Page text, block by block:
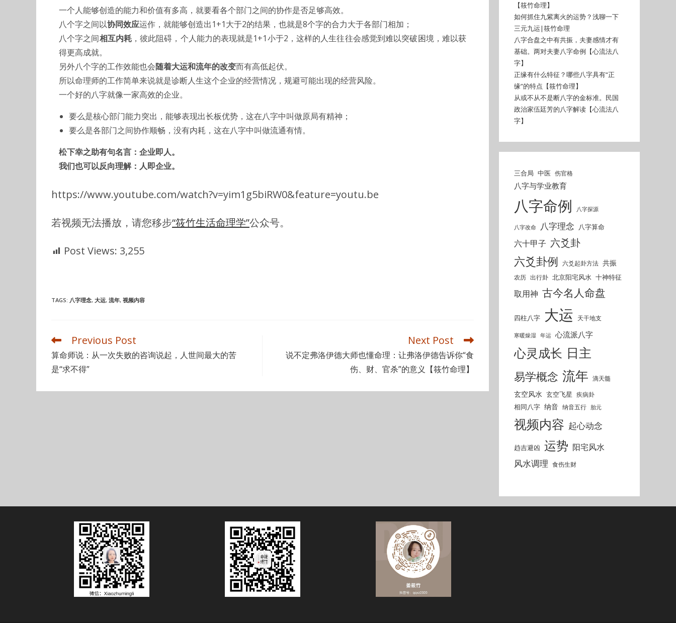
一个人能够创造的能力和价值有多高，就要看各个部门之间的协作是否足够高效。
八个字之间以协同效应运作，就能够创造出1+1大于2的结果，也就是8个字的合力大于各部门相加；
八个字之间相互内耗，彼此阻碍，个人能力的表现就是1+1小于2，这样的人生往往会感觉到难以突破困境，难以获
得更高成就。
另外八个字的工作效能也会随着大运和流年的改变而有高低起伏。
所以命理师的工作简单来说就是诊断人生这个企业的经营情况，规避可能出现的经营风险。
一个好的八字就像一家高效的企业。
要么是核心部门能力突出，能够表现出长板优势，这在八字中叫做原局有精神；
要么是各部门之间协作顺畅，没有内耗，这在八字中叫做流通有情。
松下幸之助有句名言：企业即人。
我们也可以反向理解：人即企业。
https://www.youtube.com/watch?v=yim1g5biRW0&feature=youtu.be
若视频无法播放，请您移步“筱竹生活命理学”公众号。
Post Views: 3,255
TAGS: 八字理念, 大运, 流年, 视频内容
Read
more
articles
Previous Post
算命师说：从一次失败的咨询说起，人世间最大的苦
是“求不得”
Next Post
说不定弗洛伊德大师也懂命理：让弗洛伊德告诉你“食
伤、财、官杀”的意义【筱竹命理】
【筱竹命理】
如何抓住九紫离火的运势？浅聊一下
三元九运|筱竹命理
八字合盘之中有共振，夫妻感情才有
基础。两对夫妻八字命例【心流法八
字】
正缘有什么特征？哪些八字具有“正
缘”的特点【筱竹命理】
从或不从不是断八字的金标准。民国
政治家伍廷芳的八字解读【心流法八
字】
三合局 中医 伤官格
八字与学业教育
八字命例 八字探源
八字改命 八字理念 八字算命
六十甲子 六爻卦
六爻卦例 六爻起卦方法 共振
农历 出行卦 北京阳宅风水 十神特征
取用神 古今名人命盘
四柱八字 大运 天干地支
寒暖燥湿 年运 心流派八字
心灵成长 日主
易学概念 流年 滴天髓
玄空风水 玄空飞星 疾病卦
相同八字 纳音 纳音五行 胎元
视频内容 起心动念
趋吉避凶 运势 阳宅风水
风水调理 食伤生财